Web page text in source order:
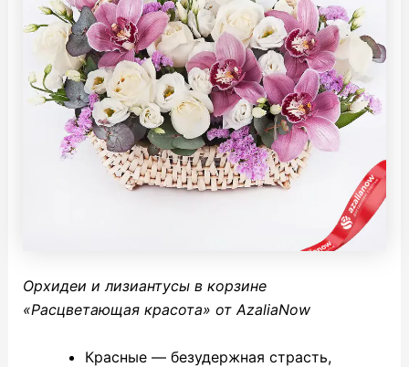
Орхидеи и лизиантусы в корзине
«Расцветающая красота» от AzaliaNow
Красные — безудержная страсть,